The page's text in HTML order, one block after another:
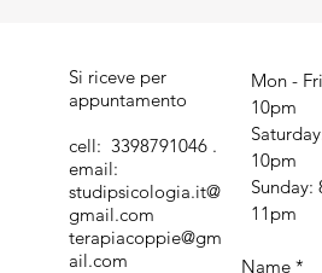
Si riceve per
appuntamento
cell: 3398791046 .
email:
studipsicologia.it@
gmail.com
terapiacoppie@gm
ail.com
Mon -
10pm
10pm
​Sunday:
11pm